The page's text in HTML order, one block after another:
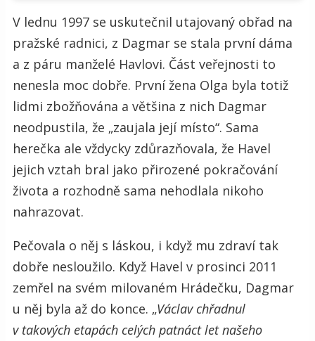
V lednu 1997 se uskutečnil utajovaný obřad na
pražské radnici, z Dagmar se stala první dáma
a z páru manželé Havlovi. Část veřejnosti to
nenesla moc dobře. První žena Olga byla totiž
lidmi zbožňována a většina z nich Dagmar
neodpustila, že „zaujala její místo“. Sama
herečka ale vždycky zdůrazňovala, že Havel
jejich vztah bral jako přirozené pokračování
života a rozhodně sama nehodlala nikoho
nahrazovat.
Pečovala o něj s láskou, i když mu zdraví tak
dobře nesloužilo. Když Havel v prosinci 2011
zemřel na svém milovaném Hrádečku, Dagmar
u něj byla až do konce. „Václav chřadnul
v takových etapách celých patnáct let našeho